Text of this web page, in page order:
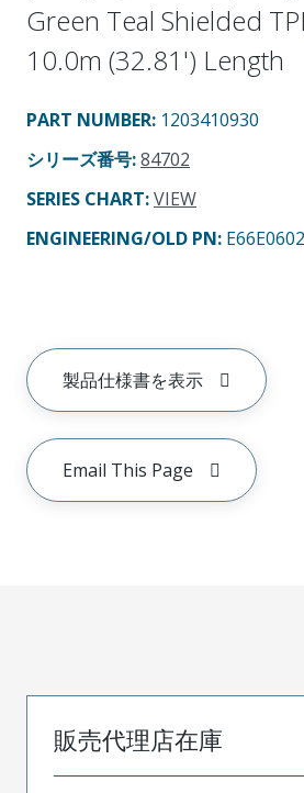
Green Teal Shielded
10.0m (32.81') Length
PART NUMBER: 1203410930
シリーズ番号:84702
SERIES CHART:VIEW
ENGINEERING/OLD PN:
製品仕様書を表示
Email This Page
販売代理店在庫